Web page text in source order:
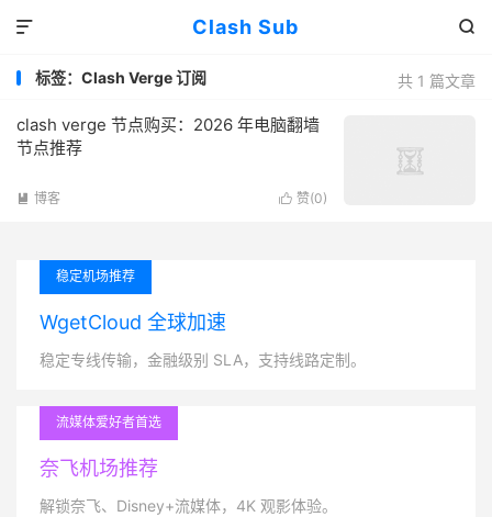
Clash Sub 

共 1 篇文章
标签：Clash Verge 订阅
clash verge 节点购买：2026 年电脑翻墙
节点推荐
 赞(0)
 博客
稳定机场推荐
WgetCloud 全球加速
稳定专线传输，金融级别 SLA，支持线路定制。
流媒体爱好者首选
奈飞机场推荐
解锁奈飞、Disney+流媒体，4K 观影体验。